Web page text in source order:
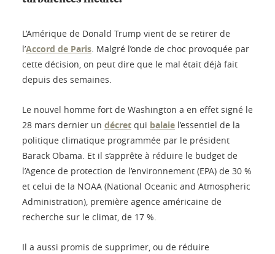
L’Amérique de Donald Trump vient de se retirer de
l’Accord de Paris. Malgré l’onde de choc provoquée par
cette décision, on peut dire que le mal était déjà fait
depuis des semaines.
Le nouvel homme fort de Washington a en effet signé le
28 mars dernier un décret qui balaie l’essentiel de la
politique climatique programmée par le président
Barack Obama. Et il s’apprête à réduire le budget de
l’Agence de protection de l’environnement (EPA) de 30 %
et celui de la NOAA (National Oceanic and Atmospheric
Administration), première agence américaine de
recherche sur le climat, de 17 %.
Il a aussi promis de supprimer, ou de réduire